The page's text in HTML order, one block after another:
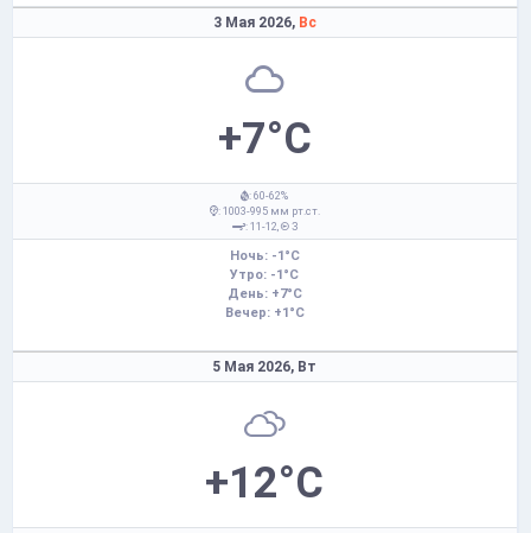
3 Мая 2026, Вс
+7°C
: 60-62%
: 1003-995 мм рт.ст.
: 11-12,
З
Ночь: -1°C
Утро: -1°C
День: +7°C
Вечер: +1°C
5 Мая 2026, Вт
+12°C